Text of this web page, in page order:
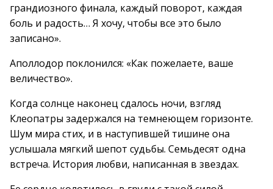
грандиозного финала, каждый поворот, каждая
боль и радость… Я хочу, чтобы все это было
записано».
Аполлодор поклонился: «Как пожелаете, ваше
величество».
Когда солнце наконец сдалось ночи, взгляд
Клеопатры задержался на темнеющем горизонте.
Шум мира стих, и в наступившей тишине она
услышала мягкий шепот судьбы. Семьдесят одна
встреча. История любви, написанная в звездах.